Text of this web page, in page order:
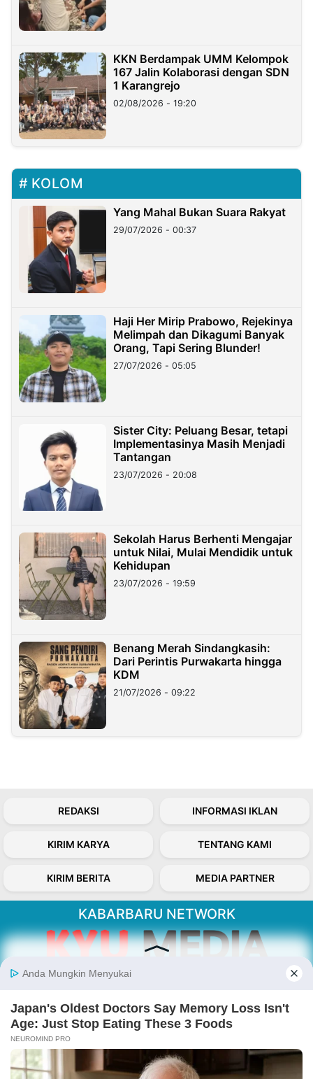
KKN Berdampak UMM Kelompok
167 Jalin Kolaborasi dengan SDN
1 Karangrejo
02/08/2026 - 19:20
KOLOM
Yang Mahal Bukan Suara Rakyat
29/07/2026 - 00:37
Haji Her Mirip Prabowo, Rejekinya
Melimpah dan Dikagumi Banyak
Orang, Tapi Sering Blunder!
27/07/2026 - 05:05
Sister City: Peluang Besar, tetapi
Implementasinya Masih Menjadi
Tantangan
23/07/2026 - 20:08
Sekolah Harus Berhenti Mengajar
untuk Nilai, Mulai Mendidik untuk
Kehidupan
23/07/2026 - 19:59
Benang Merah Sindangkasih:
Dari Perintis Purwakarta hingga
KDM
21/07/2026 - 09:22
REDAKSI INFORMASI IKLAN
KIRIM KARYA TENTANG KAMI
KIRIM BERITA MEDIA PARTNER
KABARBARU NETWORK
Kabarbaru.co menyajikan berita aktual dan
inspiratif dari sudut pandang berbaik sangka